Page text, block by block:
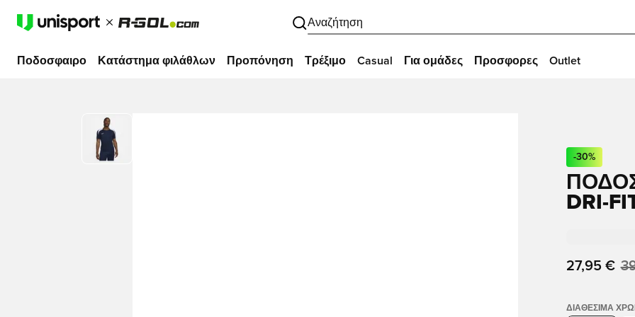
Αναζήτηση
Ποδοσφαιρο Κατάστημα φιλάθλων Προπόνηση Τρέξιμο Casual Για ομάδες Προσφορες Outlet
-30%
DRI-
27,95 €
ΔΙΑΘΈΣΙΜΑ